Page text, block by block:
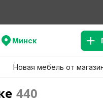
Минск
Новая мебель от
440